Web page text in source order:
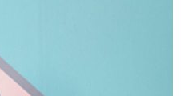
新闻